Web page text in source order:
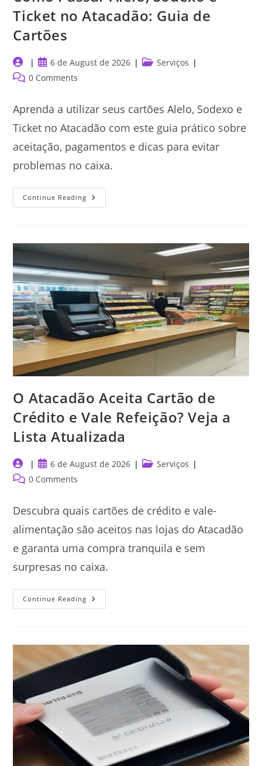
Ticket no Atacadão: Guia de
Cartões
Post
author:
Post
published:
6 de August de 2026
PostServiços
Post0 Comments
Aprenda a utilizar seus cartões Alelo, Sodexo e
Ticket no Atacadão com este guia prático sobre
aceitação, pagamentos e dicas para evitar
problemas no caixa.
Continue Reading Como
Passar
No
Atacadão:
De
Cartões
O Atacadão Aceita Cartão de
Crédito e Vale Refeição? Veja a
Lista Atualizada
Post
author:
Post
published:
6 de August de 2026
PostServiços
Post0 Comments
Descubra quais cartões de crédito e vale-
alimentação são aceitos nas lojas do Atacadão
e garanta uma compra tranquila e sem
surpresas no caixa.
Continue Reading O
Atacadão
E
Vale
Refeição?
Veja
A
Atualizada